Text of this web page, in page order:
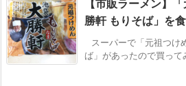
【市販ラーメン】
勝軒 もりそば」を
スーパーで「元祖つけ
ば」があったので買っ